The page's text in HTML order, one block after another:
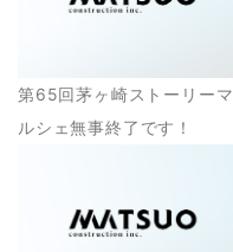
第65回茅ヶ崎ストーリーマ
ルシェ無事終了です！